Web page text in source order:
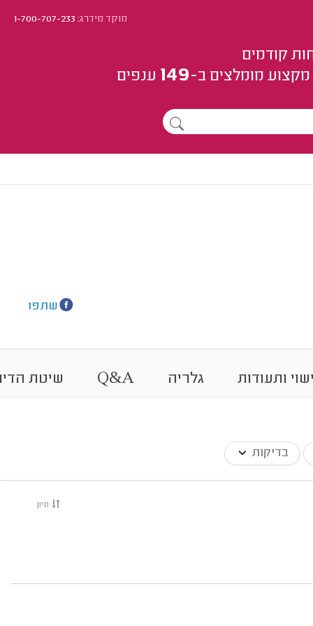
מוקד מידרג:1-700-707-233
קודמים
מומלצים ב-149 ענפים
שתפו
ותעודות גלריה Q&A שיטת
בדיקות
מיון